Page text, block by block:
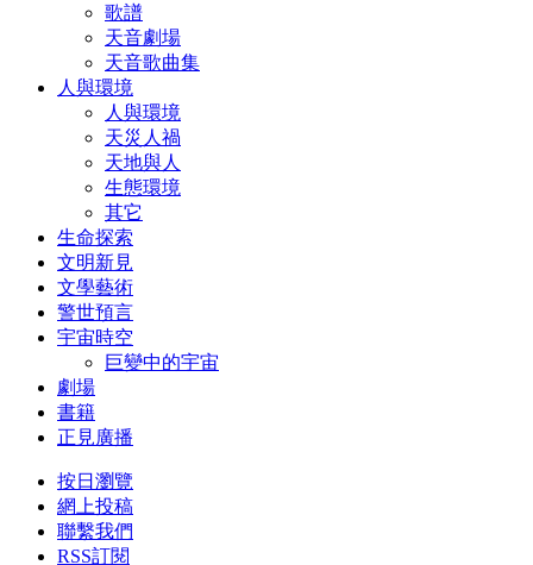
歌譜
天音劇場
天音歌曲集
人與環境
人與環境
天災人禍
天地與人
生態環境
其它
生命探索
文明新見
文學藝術
警世預言
宇宙時空
巨變中的宇宙
劇場
書籍
正見廣播
按日瀏覽
網上投稿
聯繫我們
RSS訂閱